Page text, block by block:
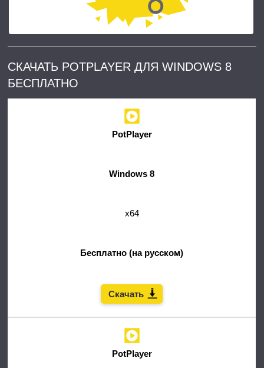
СКАЧАТЬ POTPLAYER ДЛЯ WINDOWS 8
БЕСПЛАТНО
PotPlayer
Windows 8
x64
Бесплатно (на русском)
Скачать
PotPlayer